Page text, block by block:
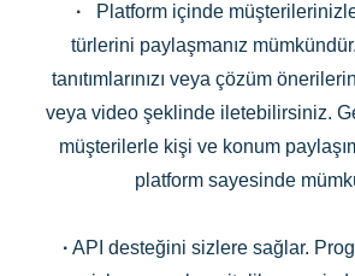
·
Platform içinde
türlerini paylaşmanız
tanıtımlarınızı veya çözüm
veya video şeklinde iletebilirsiniz.
müşterilerle kişi ve konum
platform sayesinde
· API desteğini sizlere sağlar.